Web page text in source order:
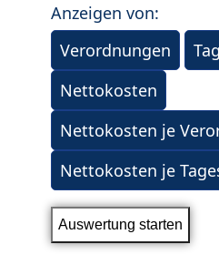
Anzeigen von:
Verordnungen
Nettokosten
Nettokosten je
Nettokosten je